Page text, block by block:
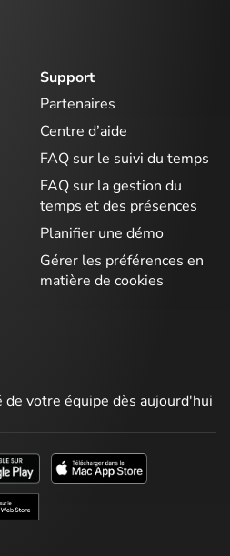
Support
Partenaires
Centre d’aide
FAQ sur le suivi du temps
FAQ sur la gestion du
temps et des présences
Planifier une démo
Gérer les préférences en
matière de cookies
votre équipe dès aujourd'hui